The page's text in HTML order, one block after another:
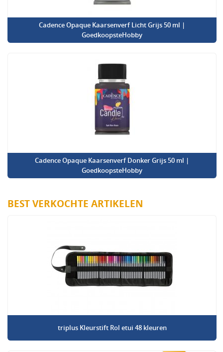
Cadence Opaque Kaarsenverf Licht Grijs 50 ml |
GoedkoopsteHobby
Cadence Opaque Kaarsenverf Donker Grijs 50 ml |
GoedkoopsteHobby
BEST VERKOCHTE ARTIKELEN
triplus Kleurstift Rol etui 48 kleuren